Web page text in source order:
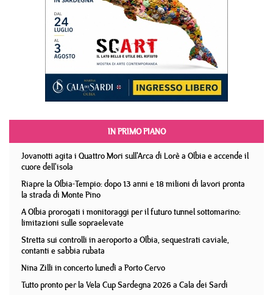
IN PRIMO PIANO
Jovanotti agita i Quattro Mori sull'Arca di Lorè a Olbia e accende il
cuore dell'isola
Riapre la Olbia-Tempio: dopo 13 anni e 18 milioni di lavori pronta
la strada di Monte Pino
A Olbia prorogati i monitoraggi per il futuro tunnel sottomarino:
limitazioni sulle sopraelevate
Stretta sui controlli in aeroporto a Olbia, sequestrati caviale,
contanti e sabbia rubata
Nina Zilli in concerto lunedì a Porto Cervo
Tutto pronto per la Vela Cup Sardegna 2026 a Cala dei Sardi